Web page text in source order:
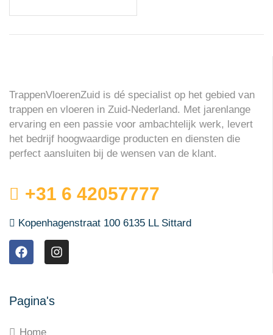
TrappenVloerenZuid is dé specialist op het gebied van
trappen en vloeren in Zuid-Nederland. Met jarenlange
ervaring en een passie voor ambachtelijk werk, levert
het bedrijf hoogwaardige producten en diensten die
perfect aansluiten bij de wensen van de klant.
+31 6 42057777
Kopenhagenstraat 100 6135 LL Sittard
Pagina's
Home